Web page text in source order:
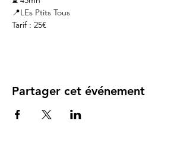
📍LEs Ptits Tous
Tarif : 25€
Partager cet événement